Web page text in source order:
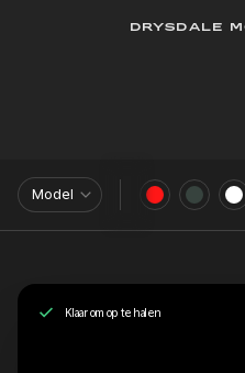
DRYSDALE
Model
Klaar om op te halen